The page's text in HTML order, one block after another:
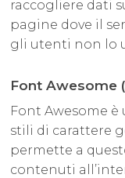
raccogliere dati
pagine dove il
gli utenti non lo
Font Awesome
Font Awesome è
stili di carattere
permette a
contenuti